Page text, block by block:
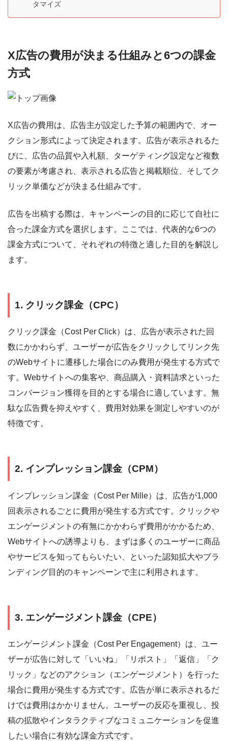
タマイズ
X広告の費用が決まる仕組みと6つの課金
方式
X広告の費用は、広告主が設定した予算の範囲内で、オー
クション形式によって決定されます。広告が表示されるた
びに、広告の品質や入札額、ターゲティング設定など複数
の要素が考慮され、表示される広告と掲載順位、そしてク
リック単価などが決まる仕組みです。
広告を出稿する際は、キャンペーンの目的に応じて自社に
合った課金方式を選択します。ここでは、代表的な6つの
課金方式について、それぞれの特徴と適した目的を解説し
ます。
1. クリック課金（CPC）
クリック課金（Cost Per Click）は、広告が表示された回
数にかかわらず、ユーザーが広告をクリックしてリンク先
のWebサイトに遷移した場合にのみ費用が発生する方式で
す。Webサイトへの集客や、商品購入・資料請求といった
コンバージョン獲得を目的とする場合に適しています。無
駄な広告費を抑えやすく、費用対効果を測定しやすいのが
特徴です。
2. インプレッション課金（CPM）
インプレッション課金（Cost Per Mille）は、広告が1,000
回表示されるごとに費用が発生する方式です。クリックや
エンゲージメントの有無にかかわらず費用がかかるため、
Webサイトへの誘導よりも、まずは多くのユーザーに商品
やサービスを知ってもらいたい、といった認知拡大やブラ
ンディング目的のキャンペーンで主に利用されます。
3. エンゲージメント課金（CPE）
エンゲージメント課金（Cost Per Engagement）は、ユー
ザーが広告に対して「いいね」「リポスト」「返信」「ク
リック」などのアクション（エンゲージメント）を行った
場合に費用が発生する方式です。広告が単に表示されるだ
けでは費用はかかりません。ユーザーの反応を重視し、投
稿の拡散やインタラクティブなコミュニケーションを促進
したい場合に有効な課金方式です。